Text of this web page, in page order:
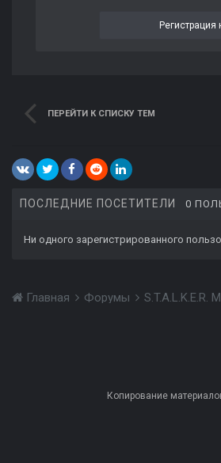
Регистрация
ПЕРЕЙТИ К СПИСКУ ТЕМ
ПОСЛЕДНИЕ ПОСЕТИТЕЛИ 0
Ни одного зарегистрированного
Главная Форумы
Копирование